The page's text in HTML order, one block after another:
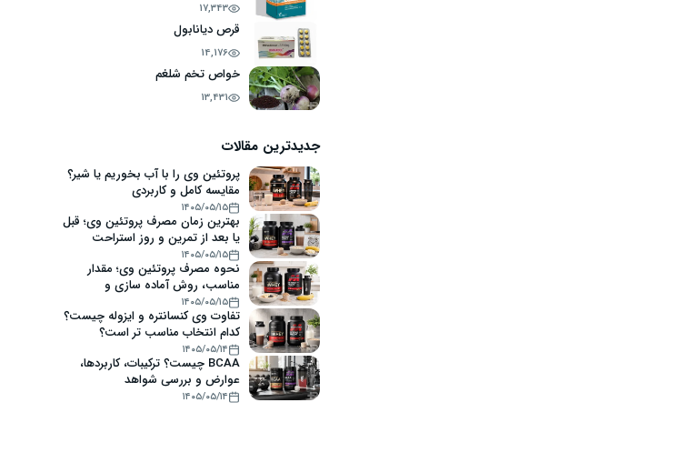
17,343
قرص دیانابول
14,176
خواص تخم شلغم
13,431
جدیدترین مقالات
پروتئین وی را با آب بخوریم یا شیر؟
مقایسه کامل و کاربردی
۱۴۰۵/۰۵/۱۵
بهترین زمان مصرف پروتئین وی؛ قبل
یا بعد از تمرین و روز استراحت
۱۴۰۵/۰۵/۱۵
نحوه مصرف پروتئین وی؛ مقدار
مناسب، روش آماده سازی و
اشتباهات رایج
۱۴۰۵/۰۵/۱۵
تفاوت وی کنسانتره و ایزوله چیست؟
کدام انتخاب مناسب تر است؟
۱۴۰۵/۰۵/۱۴
BCAA چیست؟ ترکیبات، کاربردها،
عوارض و بررسی شواهد
۱۴۰۵/۰۵/۱۴